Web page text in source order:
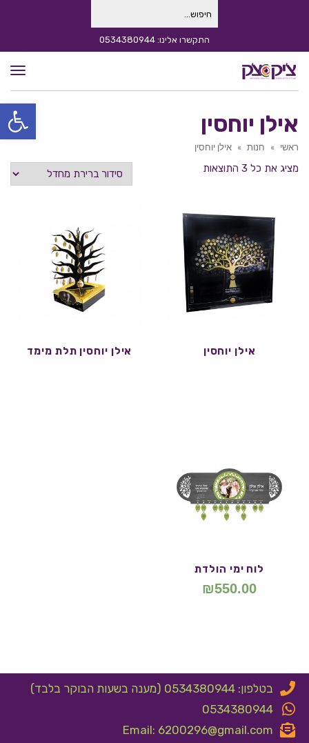
פתח
עבור: התקשרו אלינו: 0534380944
אילן יוחסין
ראשי » חנות » אילן יוחסין
מציג את כל 3 התוצאות
אילן יוחסין אילן יוחסין תלת מימד
לוח ימי הולדת
₪550.00
בטלפון: 0534380944 (מענה בשעות הבוקר בלבד)
0534380944
Email: 6200296@gmail.com